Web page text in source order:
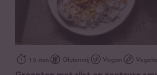
15 min Glutenvrij Vegan